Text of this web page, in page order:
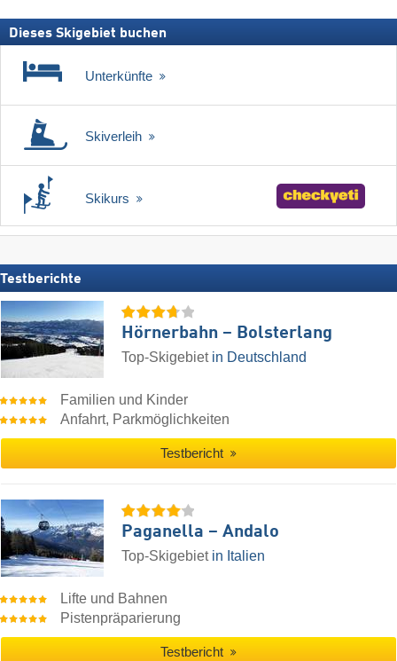
Dieses Skigebiet buchen
Unterkünfte
Skiverleih
Skikurs
Testberichte
Hörnerbahn – Bolsterlang
Top-Skigebiet in Deutschland
Familien und Kinder
Anfahrt, Parkmöglichkeiten
Testbericht
Paganella – Andalo
Top-Skigebiet in Italien
Lifte und Bahnen
Pistenpräparierung
Testbericht